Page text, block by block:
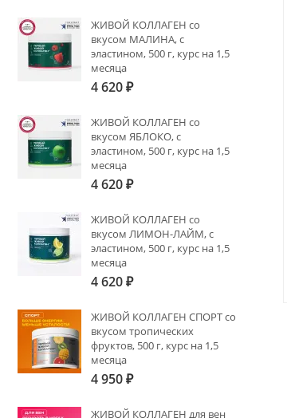
ЖИВОЙ КОЛЛАГЕН со
вкусом МАЛИНА, с
эластином, 500 г, курс на 1,5
месяца
4 620₽
ЖИВОЙ КОЛЛАГЕН со
вкусом ЯБЛОКО, с
эластином, 500 г, курс на 1,5
месяца
4 620₽
ЖИВОЙ КОЛЛАГЕН со
вкусом ЛИМОН-ЛАЙМ, с
эластином, 500 г, курс на 1,5
месяца
4 620₽
ЖИВОЙ КОЛЛАГЕН СПОРТ со
вкусом тропических
фруктов, 500 г, курс на 1,5
месяца
4 950₽
ЖИВОЙ КОЛЛАГЕН для вен